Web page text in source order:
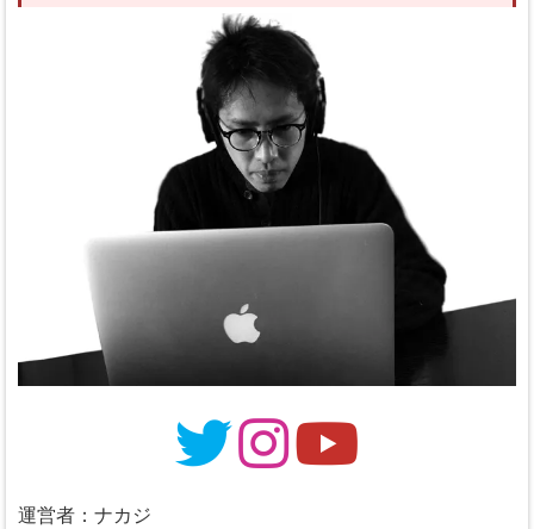
運営者：ナカジ